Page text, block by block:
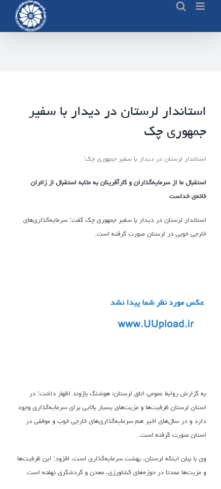
content
استاندار لرستان در دیدار با سفیر
جمهوری چک
استاندار لرستان در دیدار با سفیر جمهوری چک:
استقبال ما از سرمایه‌گذاران و کارآفرینان به مثابه استقبال از زائران
خانه‌ی خداست
استاندار لرستان در دیدار با سفیر جمهوری چک گفت: سرمایه‌گذاری‌های
خارجی خوبی در لرستان صورت گرفته است.
به گزارش روابط عمومی اتاق لرستان؛ هوشنگ بازوند اظهار داشت: در
استان لرستان ظرفیت‌ها و مزیت‌های بسیار بالایی برای سرمایه‌گذاری وجود
دارد و در سال‌های اخیر هم سرمایه‌گذاری‌های خارجی خوب و موفقی در
استان صورت گرفته است.
وی با بیان اینکه لرستان، بهشت سرمایه‌گذاری است، افزود: این ظرفیت‌ها
و مزیت‌ها عمدتا در حوزه‌های کشاورزی، معدن و گردشگری نهفته است.